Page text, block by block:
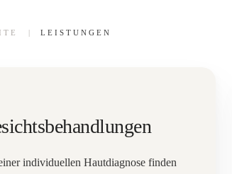
LEISTUNGEN
individuellen Hautdiagnose finden